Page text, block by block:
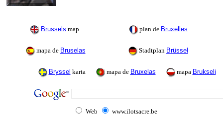
Brussels map plan de Bruxelles
mapa de Bruselas Stadtplan Brüssel
Bryssel karta mapa de Bruxelas mapa Brukseli
Web www.ilotsacre.be